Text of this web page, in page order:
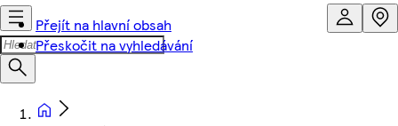
Přejít na hlavní obsah
Přeskočit na vyhledávání